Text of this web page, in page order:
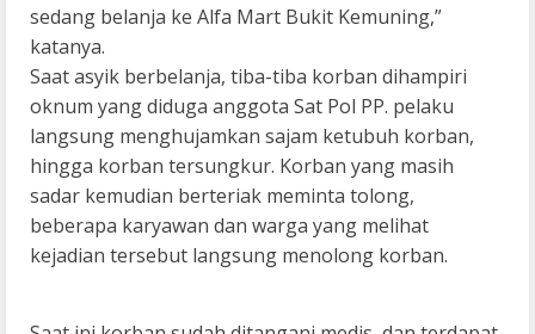
sedang belanja ke Alfa Mart Bukit Kemuning,”
katanya.
Saat asyik berbelanja, tiba-tiba korban dihampiri
oknum yang diduga anggota Sat Pol PP. pelaku
langsung menghujamkan sajam ketubuh korban,
hingga korban tersungkur. Korban yang masih
sadar kemudian berteriak meminta tolong,
beberapa karyawan dan warga yang melihat
kejadian tersebut langsung menolong korban.